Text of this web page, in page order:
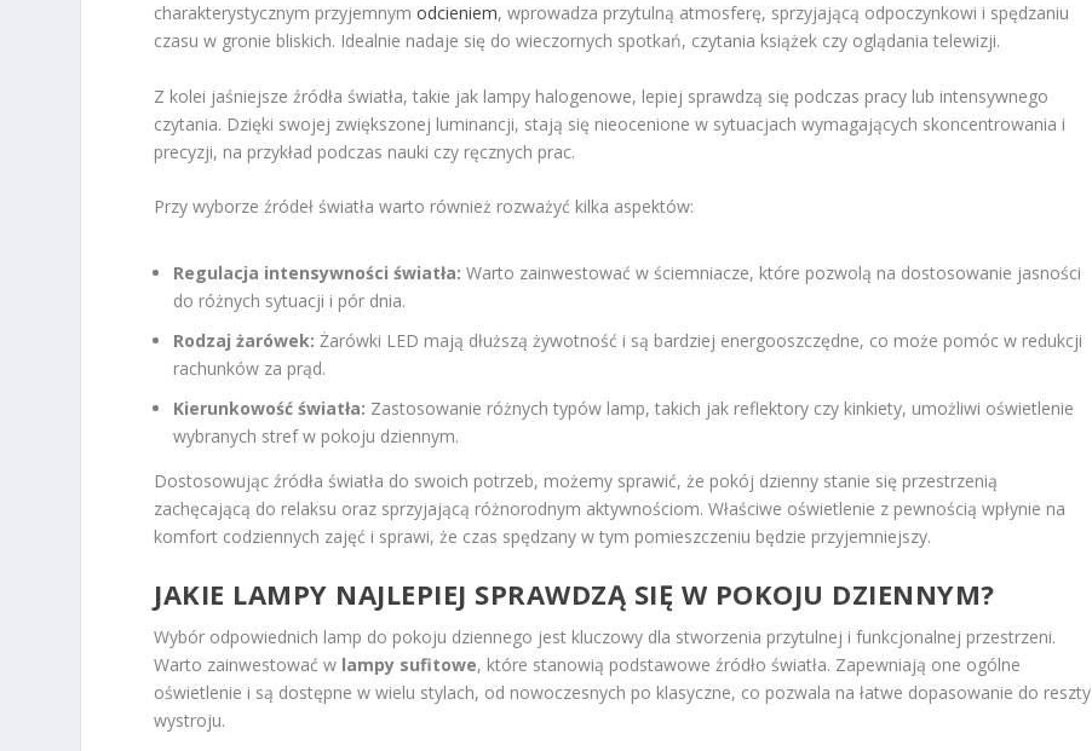
charakterystycznym przyjemnymodcieniem, wprowadza przytulną atmosferę, sprzyjającą odpoczynkowi i spędzaniu
czasu w gronie bliskich. Idealnie nadaje się do wieczornych spotkań, czytania książek czy oglądania telewizji.
Z kolei jaśniejsze źródła światła, takie jak lampy halogenowe, lepiej sprawdzą się podczas pracy lub intensywnego
czytania. Dzięki swojej zwiększonej luminancji, stają się nieocenione w sytuacjach wymagających skoncentrowania i
precyzji, na przykład podczas nauki czy ręcznych prac.
Przy wyborze źródeł światła warto również rozważyć kilka aspektów:
Regulacja intensywności światła: Warto zainwestować w ściemniacze, które pozwolą na dostosowanie jasności
do różnych sytuacji i pór dnia.
Rodzaj żarówek: Żarówki LED mają dłuższą żywotność i są bardziej energooszczędne, co może pomóc w redukcji
rachunków za prąd.
Kierunkowość światła: Zastosowanie różnych typów lamp, takich jak reflektory czy kinkiety, umożliwi oświetlenie
wybranych stref w pokoju dziennym.
Dostosowując źródła światła do swoich potrzeb, możemy sprawić, że pokój dzienny stanie się przestrzenią
zachęcającą do relaksu oraz sprzyjającą różnorodnym aktywnościom. Właściwe oświetlenie z pewnością wpłynie na
komfort codziennych zajęć i sprawi, że czas spędzany w tym pomieszczeniu będzie przyjemniejszy.
JAKIE LAMPY NAJLEPIEJ SPRAWDZĄ SIĘ W POKOJU DZIENNYM?
Wybór odpowiednich lamp do pokoju dziennego jest kluczowy dla stworzenia przytulnej i funkcjonalnej przestrzeni.
Warto zainwestować w lampy sufitowe, które stanowią podstawowe źródło światła. Zapewniają one ogólne
oświetlenie i są dostępne w wielu stylach, od nowoczesnych po klasyczne, co pozwala na łatwe dopasowanie do reszty
wystroju.